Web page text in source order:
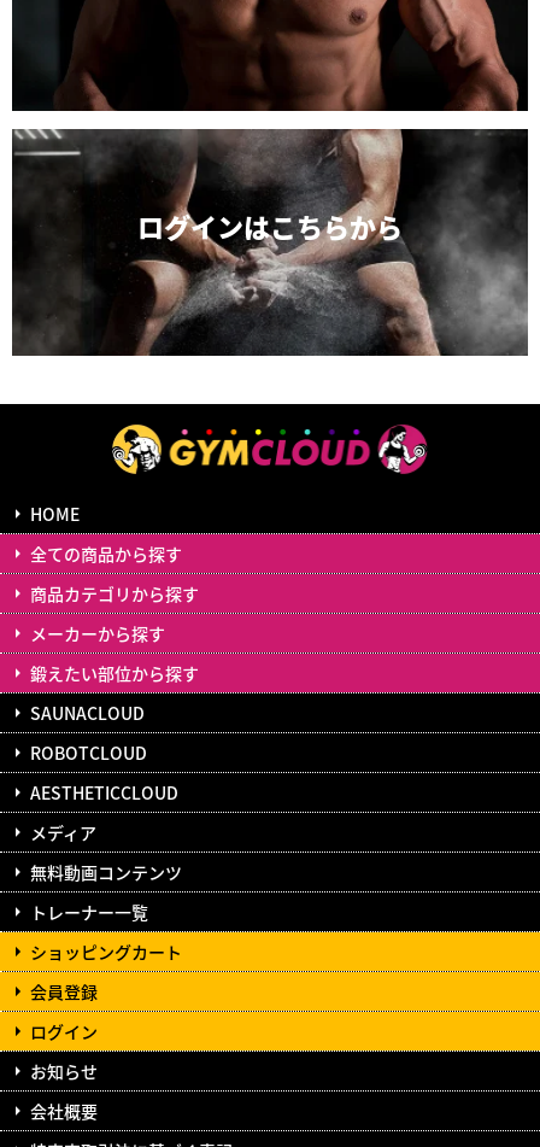
ログインはこちらから
HOME
全ての商品から探す
商品カテゴリから探す
メーカーから探す
鍛えたい部位から探す
SAUNACLOUD
ROBOTCLOUD
AESTHETICCLOUD
メディア
無料動画コンテンツ
トレーナー一覧
ショッピングカート
会員登録
ログイン
お知らせ
会社概要